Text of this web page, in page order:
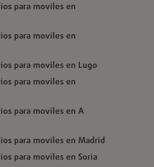
para moviles en
para moviles en
para moviles en Lugo
para moviles en
para moviles en A
para moviles en Madrid
para moviles en Soria